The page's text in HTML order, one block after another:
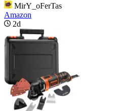
MirY_oFerTas
Amazon
2d